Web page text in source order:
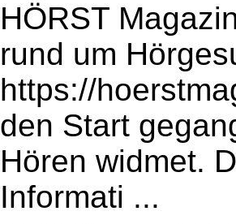
HÖRST
rund um
https://
den Start
Hören widmet.
Informati ...